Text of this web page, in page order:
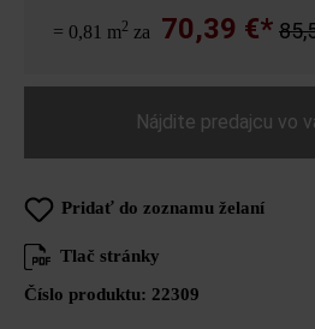
= 0,81 m2 za 70,39 €*
Nájdite predajcu vo
Pridať do zoznamu želaní
Tlač stránky
Číslo produktu: 22309